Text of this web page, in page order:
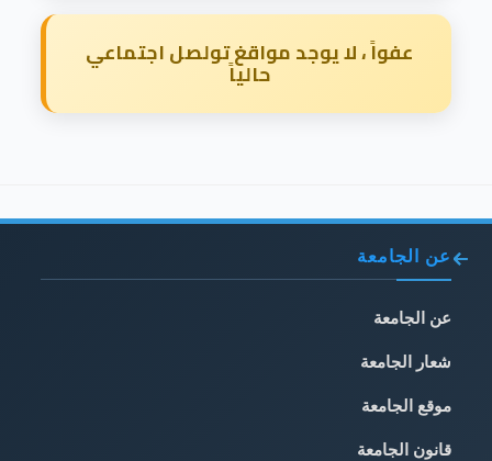
عفواً ، لا يوجد مواقغ تولصل اجتماعي
حالياً
عن الجامعة
عن الجامعة
شعار الجامعة
موقع الجامعة
قانون الجامعة